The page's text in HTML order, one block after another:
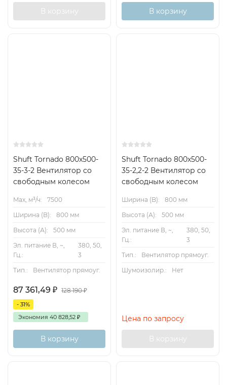
В корзину В корзину
Shuft Tornado 800x500-
35-3-2 Вентилятор cо
свободным колесом
Max, м³/ч:
7500
Ширина (B):
800 мм
Высота (А):
500 мм
Эл. питание В, ~,
Гц.:
380, 50,
3
Тип.:
Вентилятор прямоуг.
87 361,49 ₽ 128 190₽
- 31%
Экономия 40 828,52 ₽
В корзину
Shuft Tornado 800x500-
35-2,2-2 Вентилятор cо
свободным колесом
Ширина (B):
800 мм
Высота (А):
500 мм
Эл. питание В, ~,
Гц.:
380, 50,
3
Тип.:
Вентилятор прямоуг.
Шумоизолир.:
Нет
Цена по запросу
В корзину